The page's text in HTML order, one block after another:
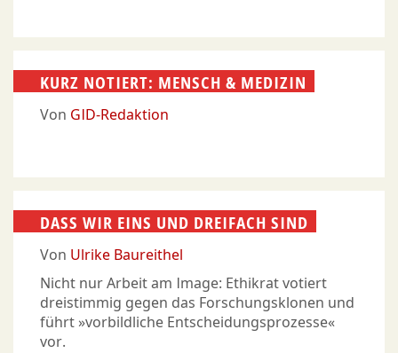
KURZ NOTIERT: MENSCH & MEDIZIN
Von GID-Redaktion
DASS WIR EINS UND DREIFACH SIND
Von Ulrike Baureithel
Nicht nur Arbeit am Image: Ethikrat votiert
dreistimmig gegen das Forschungsklonen und
führt »vorbildliche Entscheidungsprozesse«
vor.